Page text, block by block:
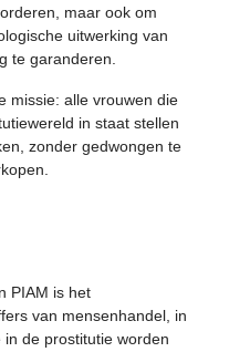
maar ook om
uitwerking van
te garanderen.
missie: alle vrouwen die
in staat stellen
zonder gedwongen te
PIAM is het
van mensenhandel, in
de prostitutie worden